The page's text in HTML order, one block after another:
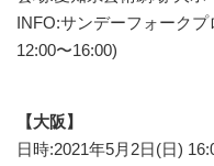
INFO:サンデーフォークプ
12:00〜16:00)
【大阪】
日時:2021年5月2日(日)